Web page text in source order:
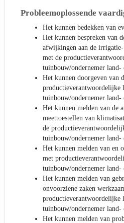
Probleemoplossende
Het kunnen bedekken van
Het kunnen bespreken van
afwijkingen aan de
met de
tuinbouw/ondernemer land-
Het kunnen doorgeven van
productieverantwoordelijke
tuinbouw/ondernemer land-
Het kunnen melden van de
meettoestellen van
de
tuinbouw/ondernemer land-
Het kunnen melden van en
met
tuinbouw/ondernemer land-
Het kunnen melden van
onvoorziene zaken
productieverantwoordelijke
tuinbouw/ondernemer land-
Het kunnen melden van